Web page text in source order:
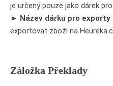
je určený pouze jako dárek
► Název dárku pro exporty
exportovat zboží na
Záložka Překlady